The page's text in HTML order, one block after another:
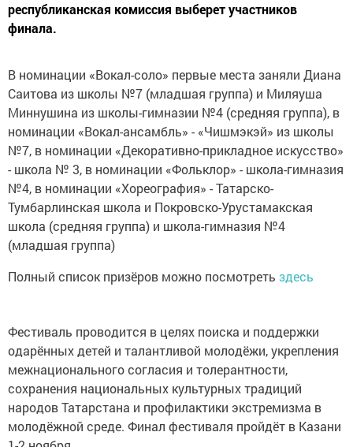
республиканская комиссия выберет участников
финала.
В номинации «Вокал-соло» первые места заняли Диана
Саитова из школы №7 (младшая группа) и Миляуша
Миннушина из школы-гимназии №4 (средняя группа), в
номинации «Вокал-ансамбль» - «Чишмэкэй» из школы
№7, в номинации «Декоративно-прикладное искусство»
- школа № 3, в номинации «Фольклор» - школа-гимназия
№4, в номинации «Хореография» - Татарско-
Тумбарлинская школа и Покровско-Урустамакская
школа (средняя группа) и школа-гимназия №4
(младшая группа)
Полный список призёров можно посмотреть здесь
Фестиваль проводится в целях поиска и поддержки
одарённых детей и талантливой молодёжи, укрепления
межнационального согласия и толерантности,
сохранения национальных культурных традиций
народов Татарстана и профилактики экстремизма в
молодёжной среде. Финал фестиваля пройдёт в Казани